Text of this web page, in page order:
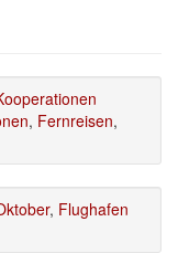
, Fernreisen,
, Flughafen